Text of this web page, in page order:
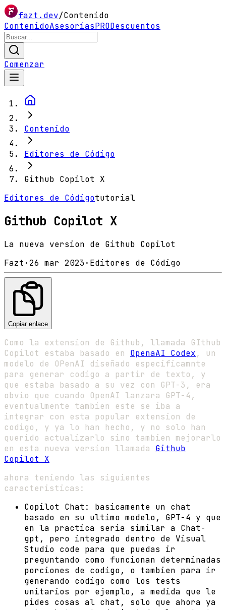
fazt.dev/Contenido
ContenidoAsesoríasPRODescuentos
Comenzar
Contenido
Editores de Código
Github Copilot X
Editores de Códigotutorial
Github Copilot X
La nueva version de Github Copilot
Fazt ·26 mar 2023· Editores de Código
Copiar enlace
Como la extension de Github, llamada GIthub
Copilot estaba basado en OpenaAI Codex, un
modelo de OPenAI diseñado especificamnte
para generar codigo a partir de texto, y
que estaba basado a su vez con GPT-3, era
obvio que cuando OpenAI lanzara GPT-4,
eventualmente tambien este se iba a
integrar con esta popular extension de
codigo, y ya lo han hecho, y no solo han
querido actualizarlo sino tambien mejorarlo
en esta nueva version llamada Github
Copilot X
ahora teniendo las siguientes
caracteristicas:
Copilot Chat: basicamente un chat
basado en su ultimo modelo, GPT-4 y que
en la practica seria similar a Chat-
gpt, pero integrado dentro de Visual
Studio code para que puedas ir
preguntando como funcionan determinadas
porciones de codigo, o tambien para ir
generando codigo como los tests
unitarios por ejemplo, a medida que le
pides cosas al chat, solo que ahora ya